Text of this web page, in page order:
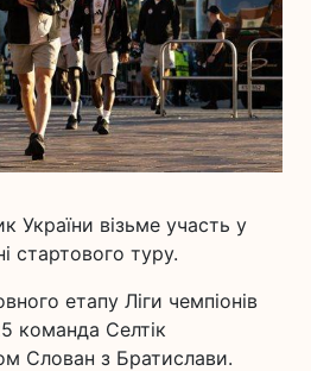
України візьме участь у
стартового туру.
етапу Ліги чемпіонів
команда Селтік
Слован з Братислави.